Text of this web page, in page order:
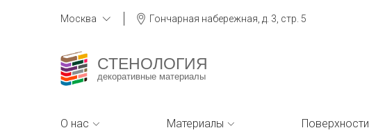
Москва Гончарная набережная, д. 3, стр. 5
СТЕНОЛОГИЯ
декоративные материалы
О нас Материалы Поверхности